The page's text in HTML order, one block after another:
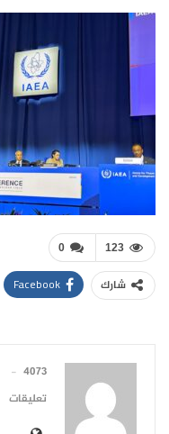
0 123
شارك Facebook
4073 المشاركات
تعليقات